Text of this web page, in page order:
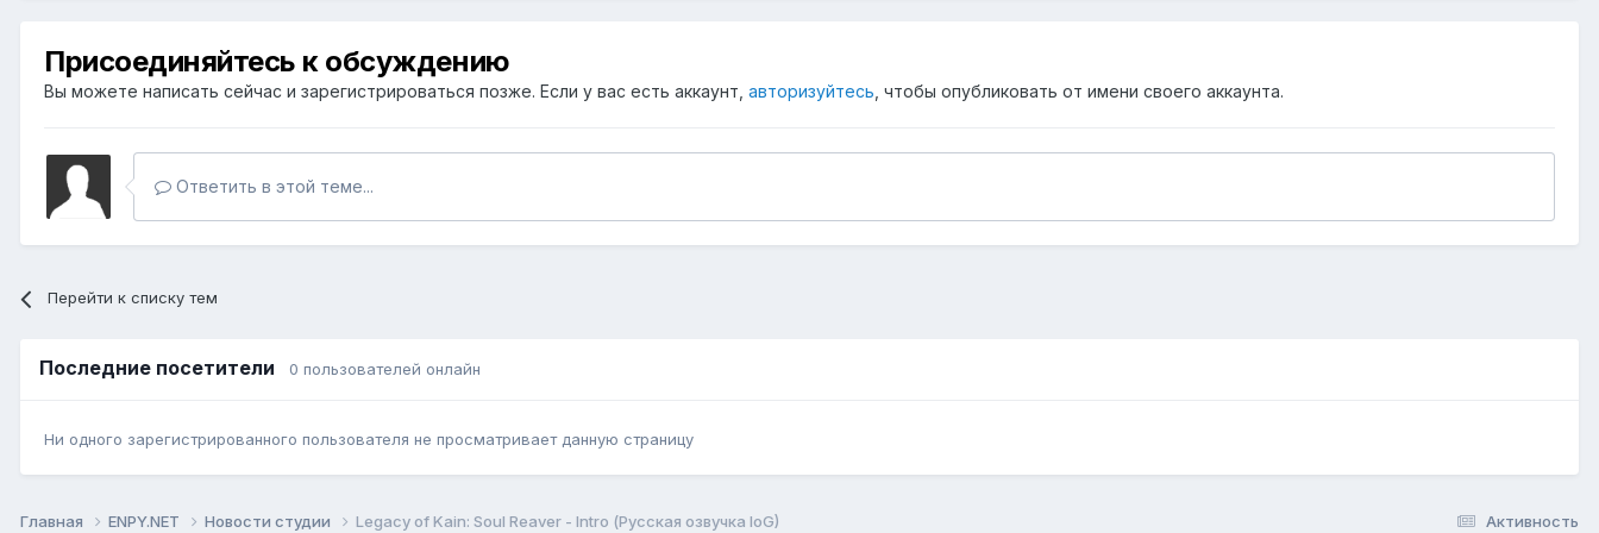
Присоединяйтесь к обсуждению
Вы можете написать сейчас и зарегистрироваться позже. Если у вас есть аккаунт, авторизуйтесь , чтобы опубликовать от имени своего аккаунта.
Ответить в этой теме...
Перейти к списку тем
Последние посетители 0 пользователей онлайн
Ни одного зарегистрированного пользователя не просматривает данную страницу
Активность
Главная ENPY.NET Новости студии Legacy of Kain: Soul Reaver - Intro (Русская озвучка IoG)